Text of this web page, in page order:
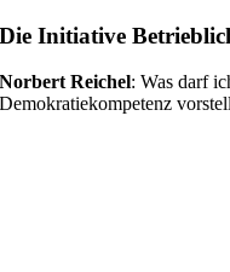
Die Initiative
Norbert Reichel: Was darf
Demokratiekompetenz